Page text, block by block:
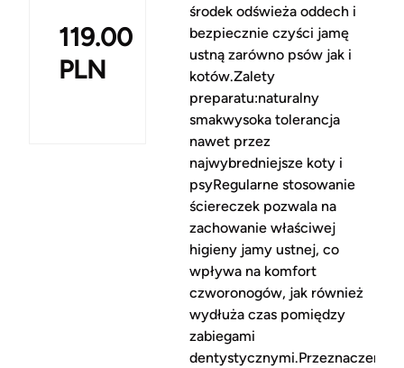
119.00
PLN
środek odświeża oddech i
bezpiecznie czyści jamę
ustną zarówno psów jak i
kotów.Zalety
preparatu:naturalny
smakwysoka tolerancja
nawet przez
najwybredniejsze koty i
psyRegularne stosowanie
ściereczek pozwala na
zachowanie właściwej
higieny jamy ustnej, co
wpływa na komfort
czworonogów, jak również
wydłuża czas pomiędzy
zabiegami